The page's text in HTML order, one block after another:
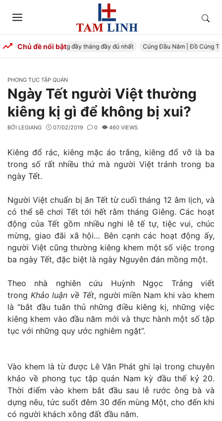
Menu
Tìm
Chủ đề nổi bật
Tháng – Mâm cúng đầy tháng đầy đủ nhất Cúng Đầu Năm | Đồ Cúng
CATEGORIES
PHONG TỤC TẬP QUÁN
Ngày Tết người Việt thường
kiêng kị gì để không bị xui?
BỞI LEGIANG 07/02/2019 0 460 VIEWS
Kiêng đổ rác, kiêng mặc áo trắng, kiêng đổ vỡ là ba
trong số rất nhiều thứ mà người Việt tránh trong ba
ngày Tết.
Người Việt chuẩn bị ăn Tết từ cuối tháng 12 âm lịch, và
có thể sẽ chơi Tết tới hết rằm tháng Giêng. Các hoạt
động của Tết gồm nhiều nghi lễ tế tự, tiệc vui, chúc
mừng, giao đãi xã hội… Bên cạnh các hoạt động ấy,
người Việt cũng thường kiêng khem một số việc trong
ba ngày Tết, đặc biệt là ngày Nguyên đán mồng một.
Theo nhà nghiên cứu Huỳnh Ngọc Trảng viết
trong Khảo luận về Tết, người miền Nam khi vào khem
là “bắt đầu tuân thủ những điều kiêng kị, những việc
kiêng khem vào đầu năm mới và thực hành một số tập
tục với những quy ước nghiêm ngặt”.
Vào khem là từ được Lê Văn Phát ghi lại trong chuyên
khảo về phong tục tập quán Nam kỳ đầu thế kỷ 20.
Thời điểm vào khem bắt đầu sau lễ rước ông bà và
dựng nêu, tức suốt đêm 30 đến mùng Một, cho đến khi
có người khách xông đất đầu năm.